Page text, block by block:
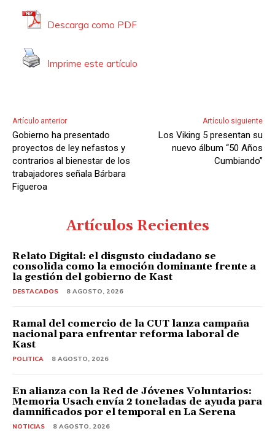
Descarga como PDF
Imprime este artículo
Artículo anterior
Gobierno ha presentado
proyectos de ley nefastos y
contrarios al bienestar de los
trabajadores señala Bárbara
Figueroa
Artículo siguiente
Los Viking 5 presentan su
nuevo álbum “50 Años
Cumbiando”
Artículos Recientes
Relato Digital: el disgusto ciudadano se
consolida como la emoción dominante frente a
la gestión del gobierno de Kast
DESTACADOS 8 AGOSTO, 2026
Ramal del comercio de la CUT lanza campaña
nacional para enfrentar reforma laboral de
Kast
POLITICA 8 AGOSTO, 2026
En alianza con la Red de Jóvenes Voluntarios:
Memoria Usach envía 2 toneladas de ayuda para
damnificados por el temporal en La Serena
NOTICIAS 8 AGOSTO, 2026